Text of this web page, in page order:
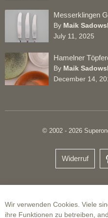
Messerklingen
By Maik
July 11, 2025
Hamelner
By Maik
December 14,
© 2002 - 2026
Widerruf
Wir verwenden Cookies. Viele
ihre Funktionen zu betreiben,